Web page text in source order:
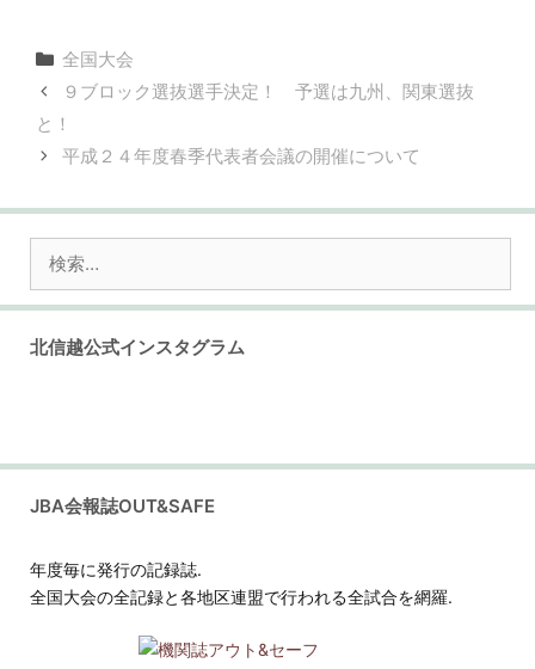
カ
テ
リ
ー
全国大会
９ブロック選抜選手決定！ 予選は九州、関東選抜
と！
平成２４年度春季代表者会議の開催について
北信越公式インスタグラム
JBA会報誌OUT&SAFE
年度毎に発行の記録誌.
全国大会の全記録と各地区連盟で行われる全試合を網羅.